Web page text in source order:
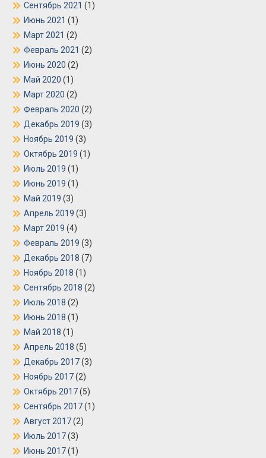
Сентябрь 2021 (1)
Июнь 2021 (1)
Март 2021 (2)
Февраль 2021 (2)
Июнь 2020 (2)
Май 2020 (1)
Март 2020 (2)
Февраль 2020 (2)
Декабрь 2019 (3)
Ноябрь 2019 (3)
Октябрь 2019 (1)
Июль 2019 (1)
Июнь 2019 (1)
Май 2019 (3)
Апрель 2019 (3)
Март 2019 (4)
Февраль 2019 (3)
Декабрь 2018 (7)
Ноябрь 2018 (1)
Сентябрь 2018 (2)
Июль 2018 (2)
Июнь 2018 (1)
Май 2018 (1)
Апрель 2018 (5)
Декабрь 2017(3)
Ноябрь 2017(2)
Октябрь 2017(5)
Сентябрь 2017(1)
Август 2017(2)
Июль 2017(3)
Июнь 2017(1)